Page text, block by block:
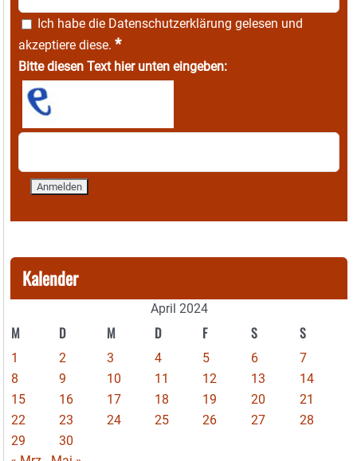
Ich habe die Datenschutzerklärung gelesen und
akzeptiere diese. *
Bitte diesen Text hier unten eingeben:
Kalender
April 2024
M D M D F S S
1 2 3 4 5 6
7
8
9 10 11 12 13
14
15
16 17 18 19 20
21
22
23 24 25 26 27
28
29
30